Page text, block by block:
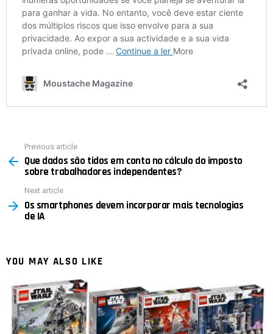
more
Previous article
Que dados são tidos em conta no cálculo do imposto
sobre trabalhadores independentes?
Next article
Os smartphones devem incorporar mais tecnologias
de IA
YOU MAY ALSO LIKE